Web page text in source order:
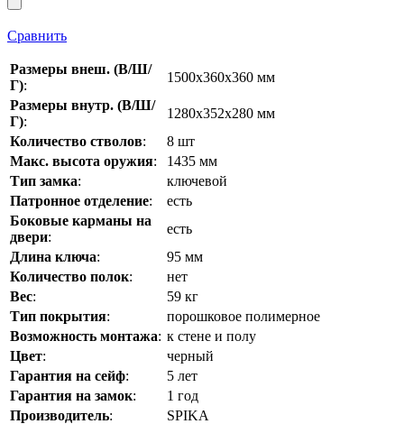
Сравнить
Размеры внеш. (В/Ш/
Г):
1500x360x360 мм
Размеры внутр. (В/Ш/
Г):
1280х352х280 мм
Количество стволов:
8 шт
Макс. высота оружия:
1435 мм
Тип замка:
ключевой
Патронное отделение:
есть
Боковые карманы на
двери:
есть
Длина ключа:
95 мм
Количество полок:
нет
Вес:
59 кг
Тип покрытия:
порошковое полимерное
Возможность монтажа: к стене и полу
Цвет:
черный
Гарантия на сейф:
5 лет
Гарантия на замок:
1 год
Производитель:
SPIKA